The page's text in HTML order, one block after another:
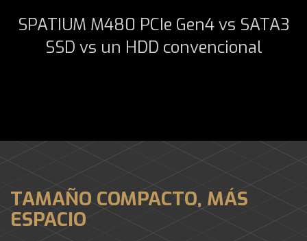
SPATIUM M480 PCIe Gen4 vs SATA3
SSD vs un HDD convencional
TAMAÑO COMPACTO, MÁS
ESPACIO